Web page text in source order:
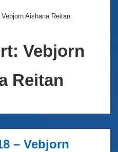
Aishana Reitan
Vebjorn
Reitan
– Vebjorn